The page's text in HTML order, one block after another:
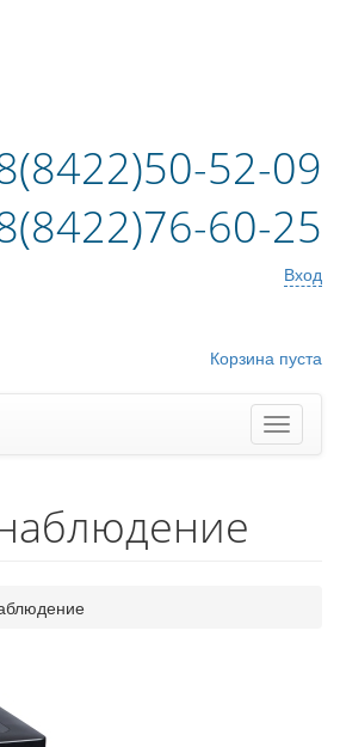
52-09
60-25
Вход
Корзина пуста